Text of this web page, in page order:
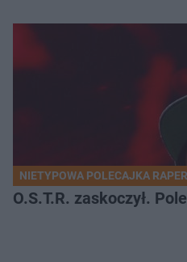
NIETYPOWA POLECAJKA
O.S.T.R. zaskoczył.